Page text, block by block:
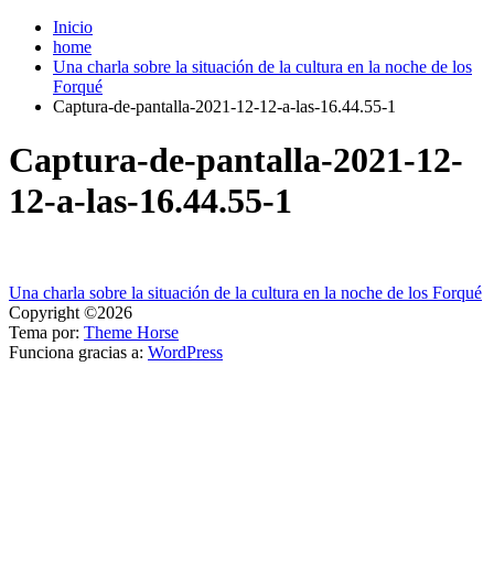
Inicio
home
Una charla sobre la situación de la cultura en la noche de los
Forqué
Captura-de-pantalla-2021-12-12-a-las-16.44.55-1
Captura-de-pantalla-2021-12-
12-a-las-16.44.55-1
Navegación
de
entradas
Una charla sobre la situación de la cultura en la noche de los Forqué
Copyright ©2026
Tema por: Theme Horse
Funciona gracias a: WordPress